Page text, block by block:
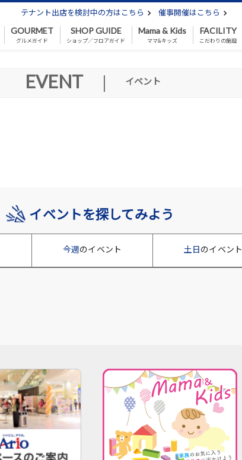
テナント出店を検討中の方はこちら 催事開催はこちら
GOURMET
グルメガイド
SHOP GUIDE
ショップ／フロアガイド
Mama & Kids
ママ&キッズ
FACILITY
こだわりの施設
EVENT | イベント
イベントを探してみよう
今週のイベント 土日のイベント